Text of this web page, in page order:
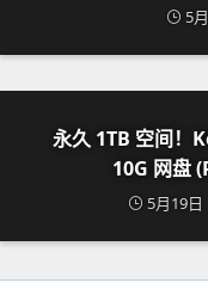
5
永久 1TB 空间！
10G 网盘
5月19日